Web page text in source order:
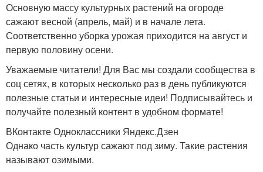
Основную массу культурных растений на огороде
сажают весной (апрель, май) и в начале лета.
Соответственно уборка урожая приходится на август и
первую половину осени.
Уважаемые читатели! Для Вас мы создали сообщества в
соц сетях, в которых несколько раз в день публикуются
полезные статьи и интересные идеи! Подписывайтесь и
получайте полезный контент в удобном формате!
ВКонтакте Одноклассники Яндекс.Дзен
Однако часть культур сажают под зиму. Такие растения
называют озимыми.